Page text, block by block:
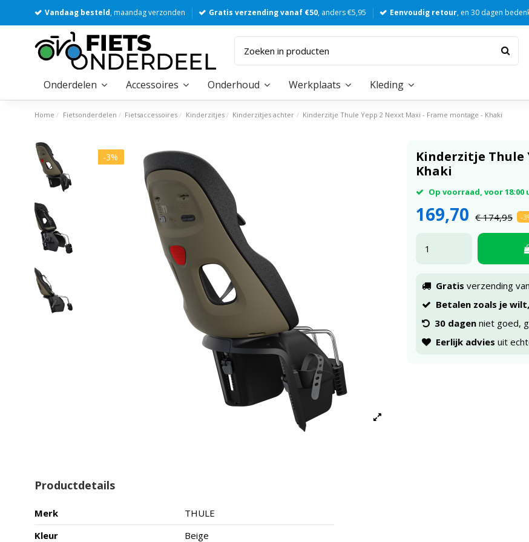
Vandaag besteld, maandag verzonden Gratis verzending vanaf €50, anders €5,95 Eenvoudig retour, en 30 dagen
Onderdelen Accessoires Onderhoud Werkplaats Kleding
Home Fietsonderdelen Fietsaccessoires Kinderzitjes Kinderzitjes achter Kinderzitje Thule Yepp 2 Nexxt Maxi - Frame montage - Khaki
-3%
Kinderzitje Thule
Khaki
Op voorraad, voor
169,70 € 174,95 -
Gratis verzending
Betalen zoals je wilt,
30 dagenniet goed,
Eerlijk advies uit
Productdetails
Merk
THULE
Kleur
Beige